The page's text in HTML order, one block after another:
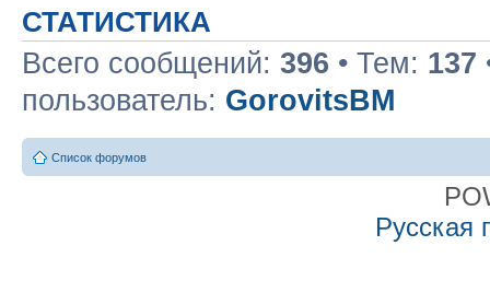
СТАТИСТИКА
Всего сообщений: 396 • Тем: 137
пользователь: GorovitsBM
Список форумов
Русская